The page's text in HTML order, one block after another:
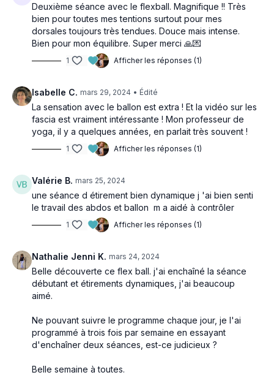
Deuxième séance avec le flexball. Magnifique !! Très
bien pour toutes mes tentions surtout pour mes
dorsales toujours très tendues. Douce mais intense.
Bien pour mon équilibre. Super merci 🙏💌
1 Afficher les réponses (1)
Isabelle C. mars 29, 2024 • Édité
La sensation avec le ballon est extra ! Et la vidéo sur les
fascia est vraiment intéressante ! Mon professeur de
yoga, il y a quelques années, en parlait très souvent !
1 Afficher les réponses (1)
Valérie B. mars 25, 2024
une séance d étirement bien dynamique j 'ai bien senti
le travail des abdos et ballon m a aidé à contrôler
1 Afficher les réponses (1)
Nathalie Jenni K. mars 24, 2024
Belle découverte ce flex ball. j'ai enchaîné la séance
débutant et étirements dynamiques, j'ai beaucoup
aimé.
Ne pouvant suivre le programme chaque jour, je l'ai
programmé à trois fois par semaine en essayant
d'enchaîner deux séances, est-ce judicieux ?
Belle semaine à toutes.